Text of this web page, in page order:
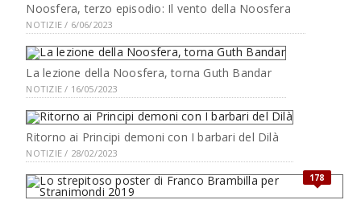
Noosfera, terzo episodio: Il vento della Noosfera
NOTIZIE / 6/06/2023
La lezione della Noosfera, torna Guth Bandar
NOTIZIE / 16/05/2023
Ritorno ai Principi demoni con I barbari del Dilà
NOTIZIE / 28/02/2023
178